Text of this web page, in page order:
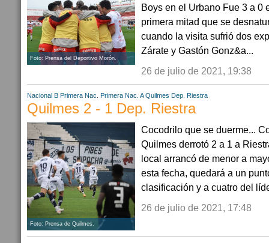
Foto: Prensa del Deportivo Morón.
Boys en el Urbano Fue 3 a 0
primera mitad que se
cuando la visita sufrió dos
Zárate y Gastón Gonz&a...
26 de julio de 2021, 19:38
Nacional B Primera Nac. Primera Nac. A Quilmes Dep. Riestra
Quilmes 2 - 1 Dep. Riestra
Foto: Prensa de Quilmes.
Cocodrilo que se duerme...
Quilmes derrotó 2 a 1 a
local arrancó de menor a
esta fecha, quedará a un
clasificación y a cuatro del
26 de julio de 2021, 17:48